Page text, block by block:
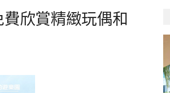
欣賞精緻玩偶和